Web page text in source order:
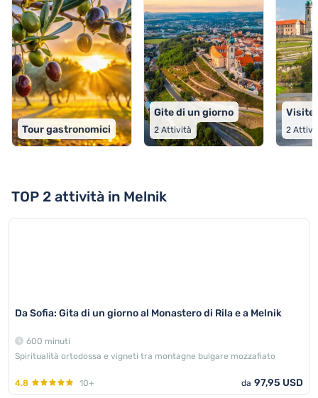
Tour gastronomici
Gite di un giorno
2 Attività
Visite
2
TOP 2 attività in Melnik
Da Sofia: Gita di un giorno al Monastero di Rila e a Melnik
600 minuti
Spiritualità ortodossa e vigneti tra montagne bulgare mozzafiato
4.8 10+ da 97,95 USD